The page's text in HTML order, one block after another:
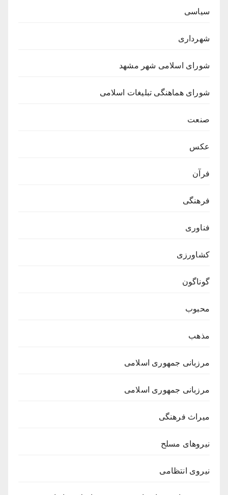
سیاسی
شهرداری
شورای اسلامی شهر مشهد
شورای هماهنگی تبلیغات اسلامی
صنعت
عکس
فرآن
فرهنگی
فناوری
کشاورزی
گوناگون
محبوب
مذهب
مرزبانی جمهوری اسلامی
مرزبانی جمهوری اسلامی
میراث فرهنگی
نیروهای مسلح
نیروی انتظامی